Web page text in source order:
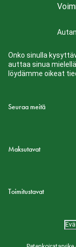
Onko sinulla
auttaa sinua
löydämme oikeat
Seuraa meitä
Maksutavat
Toimitustavat